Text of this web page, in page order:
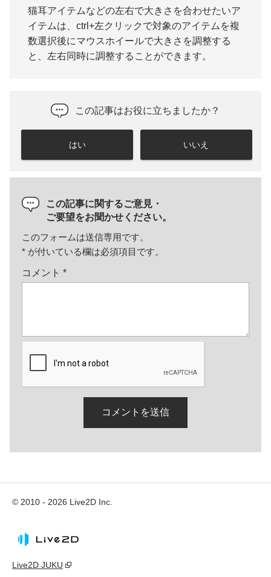
猫耳アイテムなどの左右で大きさを合わせたいア
イテムは、ctrl+左クリックで対象のアイテムを複
数選択後にマウスホイールで大きさを調整する
と、左右同時に調整することができます。
この記事はお役に立ちましたか？
はい いいえ
この記事に関するご意見・
ご要望をお聞かせください。
このフォームは送信専用です。
* が付いている欄は必須項目です。
コメント *
© 2010 - 2026 Live2D Inc.
Live2D JUKU